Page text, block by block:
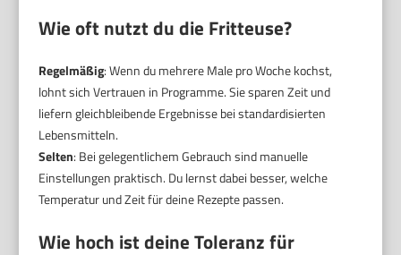
Wie oft nutzt du die Fritteuse?
Regelmäßig: Wenn du mehrere Male pro Woche kochst,
lohnt sich Vertrauen in Programme. Sie sparen Zeit und
liefern gleichbleibende Ergebnisse bei standardisierten
Lebensmitteln.
Selten: Bei gelegentlichem Gebrauch sind manuelle
Einstellungen praktisch. Du lernst dabei besser, welche
Temperatur und Zeit für deine Rezepte passen.
Wie hoch ist deine Toleranz für